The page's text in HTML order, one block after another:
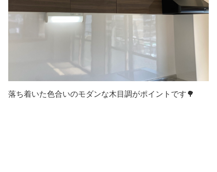
落ち着いた色合いのモダンな木目調がポイントです🌳